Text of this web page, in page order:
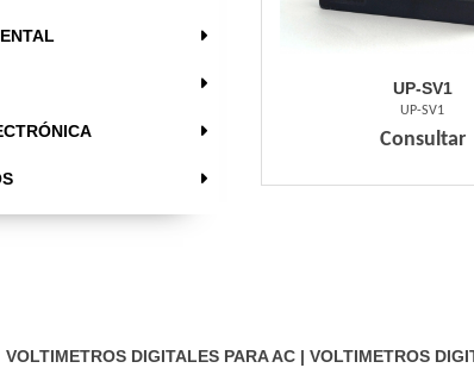
UP-SV1
UP-SV1
Consultar
VOLTIMETROS DIGITALES PARA AC | VOLTIMETROS